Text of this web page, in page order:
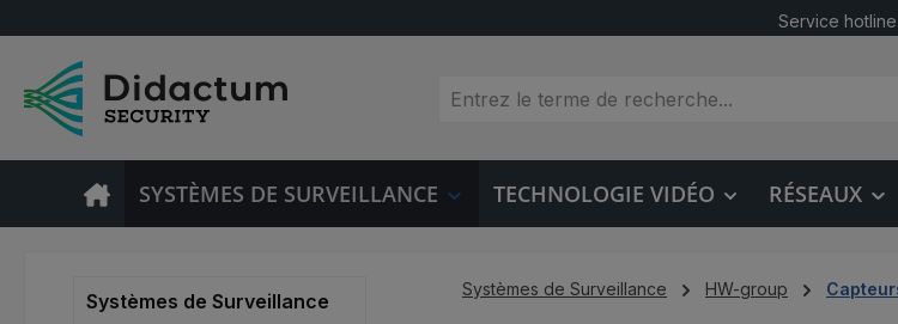
Service hotline
SYSTÈMES DE SURVEILLANCE TECHNOLOGIE VIDÉO RÉSEAUX
Systèmes de Surveillance
Systèmes de Surveillance HW-group